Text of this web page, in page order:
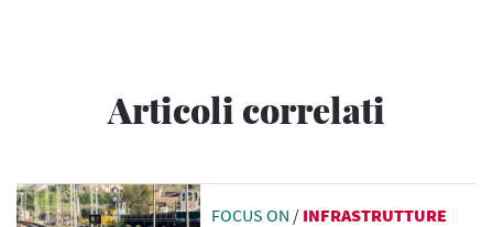
Articoli correlati
FOCUS ON / INFRASTRUTTURE